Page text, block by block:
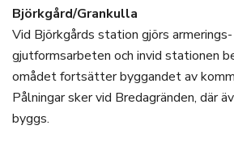
Björkgård/Grankulla
Vid Björkgårds station gjörs armerings-
gjutformsarbeten och invid stationen
omådet fortsätter byggandet av
Pålningar sker vid Bredagränden, där
byggs.